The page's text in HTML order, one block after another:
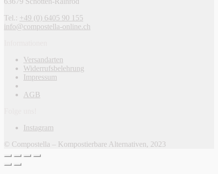
Tel.: +49 (0) 6405 90 155
info@compostella-online.ch
Versandarten
Widerrufsbelehrung
Impressum
AGB
Instagram
© Compostella – Kompostierbare Alternativen, 2023